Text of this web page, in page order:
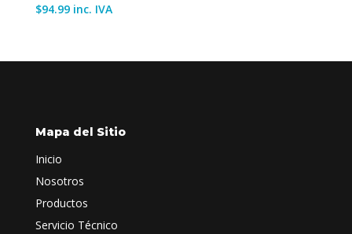
$94.99 inc. IVA
Mapa del Sitio
Inicio
Nosotros
Productos
Servicio Técnico